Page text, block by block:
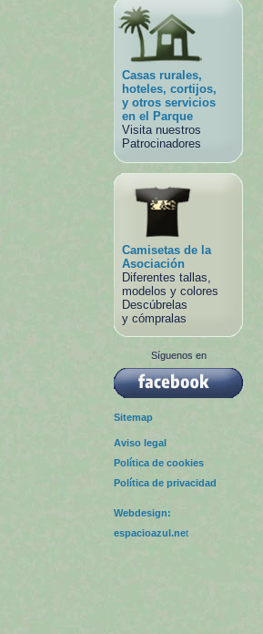
Casas rurales,
hoteles, cortijos,
y otros servicios
en el Parque
Visita nuestros
Patrocinadores
Camisetas de la
Asociación
Diferentes tallas,
modelos y colores
Descúbrelas
y cómpralas
Síguenos en
Sitemap
Aviso legal
Política de cookies
Política de privacidad
Webdesign:
espacioazul.net